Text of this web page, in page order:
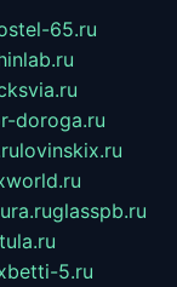
65.ru
doroga.ru
lovinskix.ru
glasspb.ru
5.ru